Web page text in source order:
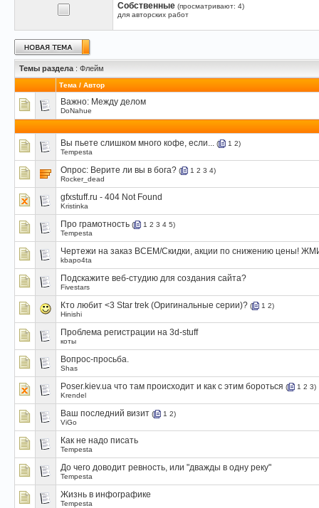
Собственные (просматривают: 4)
для авторских работ
Темы раздела : Флейм
Тема / Автор
Важно: Между делом
DoNahue
Вы пьете слишком много кофе, если... ( 1 2)
Tempesta
Опрос: Верите ли вы в бога? ( 1 2 3 4)
Rocker_dead
gfxstuff.ru - 404 Not Found
Kristinka
Про грамотность ( 1 2 3 4 5)
Tempesta
Чертежи на заказ ВСЕМ/Скидки, акции по снижению цены!
kbapo4ta
Подскажите веб-студию для создания сайта?
Fivestars
Кто любит <3 Star trek (Оригинальные серии)? ( 1 2)
Hinishi
Проблема регистрации на 3d-stuff
коты
Вопрос-просьба.
Shas
Poser.kiev.ua что там происходит и как с этим бороться ( 1 2 3)
Krendel
Ваш последний визит ( 1 2)
ViGo
Как не надо писать
Tempesta
До чего доводит ревность, или "дважды в одну реку"
Tempesta
Жизнь в инфографике
Tempesta